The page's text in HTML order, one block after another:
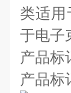
类适
于电子
产品标
产品标